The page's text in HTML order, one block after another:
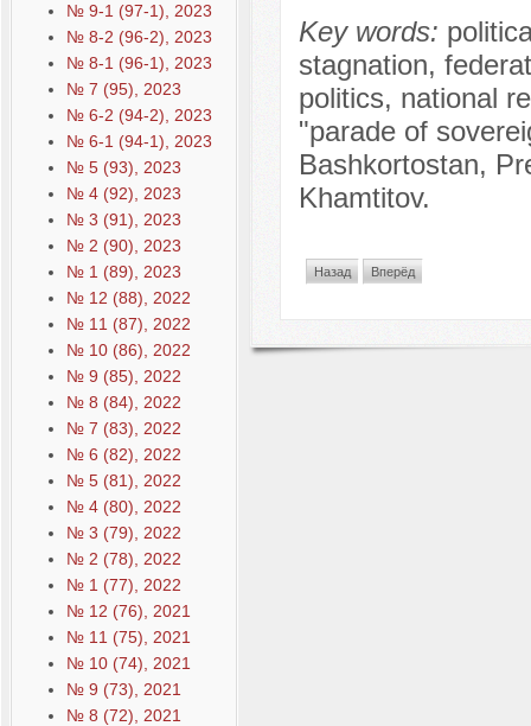
№ 9-1 (97-1), 2023
№ 8-2 (96-2), 2023
№ 8-1 (96-1), 2023
№ 7 (95), 2023
№ 6-2 (94-2), 2023
№ 6-1 (94-1), 2023
№ 5 (93), 2023
№ 4 (92), 2023
№ 3 (91), 2023
№ 2 (90), 2023
№ 1 (89), 2023
№ 12 (88), 2022
№ 11 (87), 2022
№ 10 (86), 2022
№ 9 (85), 2022
№ 8 (84), 2022
№ 7 (83), 2022
№ 6 (82), 2022
№ 5 (81), 2022
№ 4 (80), 2022
№ 3 (79), 2022
№ 2 (78), 2022
№ 1 (77), 2022
№ 12 (76), 2021
№ 11 (75), 2021
№ 10 (74), 2021
№ 9 (73), 2021
№ 8 (72), 2021
Key words:
stagnation,
politics, national
"parade of
Bashkortostan,
Khamtitov.
Назад Вперёд